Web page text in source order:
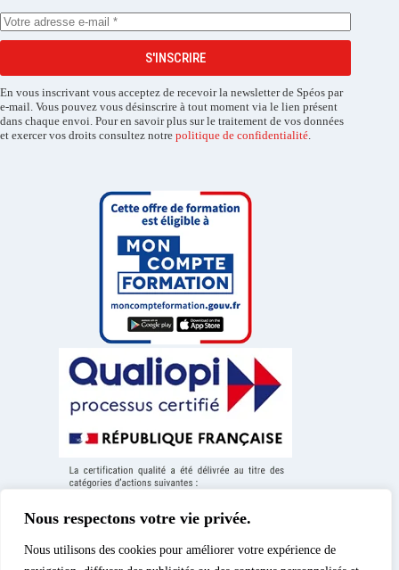
Nous respectons votre vie privée.
Nous utilisons des cookies pour améliorer votre expérience de
S'INSCRIRE
En vous inscrivant vous acceptez de recevoir la newsletter de Spéos par
e-mail. Vous pouvez vous désinscrire à tout moment via le lien présent
dans chaque envoi. Pour en savoir plus sur le traitement de vos données
et exercer vos droits consultez notre politique de confidentialité.